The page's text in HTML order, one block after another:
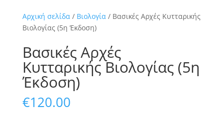
Αρχική σελίδα/ Βιολογία/ Βασικές Αρχές Κυτταρικής
Βιολογίας (5η Έκδοση)
Βασικές Αρχές
Κυτταρικής Βιολογίας (5η
Έκδοση)
€120.00